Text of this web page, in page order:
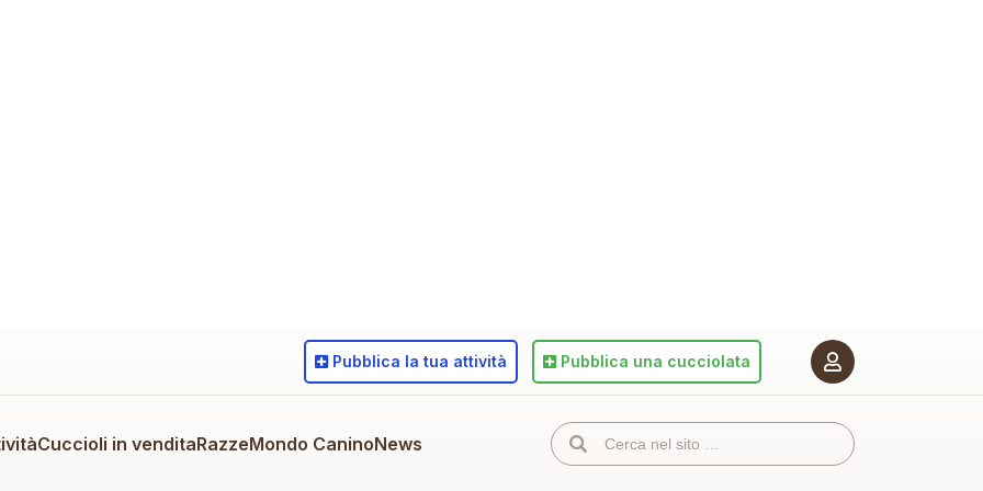
Cuccioli in venditaRazzeMondo CaninoNews
Pubblica la tua attività Pubblica una cucciolata